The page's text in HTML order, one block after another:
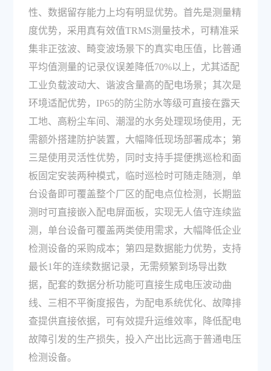
性、数据留存能力上均有明显优势。首先是测量精
度优势，采用真有效值TRMS测量技术，可精准采
集非正弦波、畸变波场景下的真实电压值，比普通
平均值测量的记录仪误差降低70%以上，尤其适配
工业负载波动大、谐波含量高的配电场景；其次是
环境适配优势，IP65的防尘防水等级可直接在露天
工地、高粉尘车间、潮湿的水务处理现场使用，无
需额外搭建防护装置，大幅降低现场部署成本；第
三是使用灵活性优势，同时支持手提便携巡检和面
板固定安装两种模式，临时巡检时可随走随测，单
台设备即可覆盖整个厂区的配电点位检测，长期监
测时可直接嵌入配电屏面板，实现无人值守连续监
测，单台设备可覆盖两类使用需求，大幅降低企业
检测设备的采购成本；第四是数据能力优势，支持
最长1年的连续数据记录，无需频繁到场导出数
据，配套的数据分析功能可直接生成电压波动曲
线、三相不平衡度报告，为配电系统优化、故障排
查提供直接依据，可有效提升运维效率，降低配电
故障引发的生产损失，投入产出比远高于普通电压
检测设备。